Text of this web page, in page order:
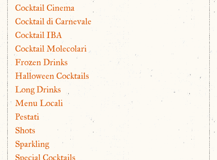
Cocktail Cinema
Cocktail di Carnevale
Cocktail IBA
Cocktail Molecolari
Frozen Drinks
Halloween Cocktails
Long Drinks
Menu Locali
Pestati
Shots
Sparkling
Special Cocktails